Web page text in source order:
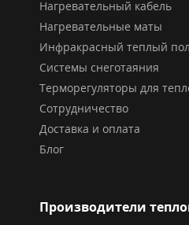
Нагревательный кабель
Нагревательные маты
Инфракрасный теплый пол
Системы снеготаяния
Терморегуляторы для
Сотрудничество
Доставка и оплата
Блог
Производители